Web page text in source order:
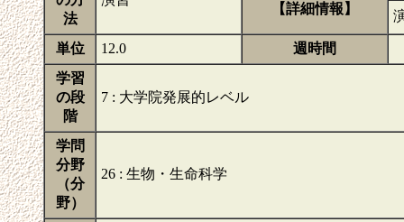
法
【詳細情報】
単位 12.0
週時間
学習
の段
階
7 : 大学院発展的レベル
学問
分野
（分
野）
26 : 生物・生命科学